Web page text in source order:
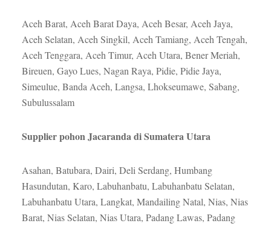
Aceh Barat, Aceh Barat Daya, Aceh Besar, Aceh Jaya,
Aceh Selatan, Aceh Singkil, Aceh Tamiang, Aceh Tengah,
Aceh Tenggara, Aceh Timur, Aceh Utara, Bener Meriah,
Bireuen, Gayo Lues, Nagan Raya, Pidie, Pidie Jaya,
Simeulue, Banda Aceh, Langsa, Lhokseumawe, Sabang,
Subulussalam
Supplier pohon Jacaranda di Sumatera Utara
Asahan, Batubara, Dairi, Deli Serdang, Humbang
Hasundutan, Karo, Labuhanbatu, Labuhanbatu Selatan,
Labuhanbatu Utara, Langkat, Mandailing Natal, Nias, Nias
Barat, Nias Selatan, Nias Utara, Padang Lawas, Padang